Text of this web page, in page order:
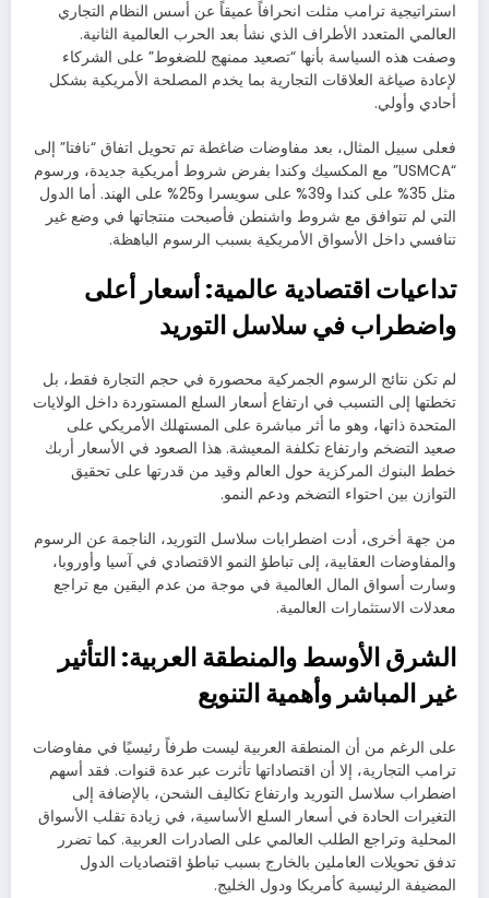
استراتيجية ترامب مثلت انحرافاً عميقاً عن أسس النظام التجاري
العالمي المتعدد الأطراف الذي نشأ بعد الحرب العالمية الثانية.
وصفت هذه السياسة بأنها “تصعيد ممنهج للضغوط” على الشركاء
لإعادة صياغة العلاقات التجارية بما يخدم المصلحة الأمريكية بشكل
أحادي وأولي.
فعلى سبيل المثال، بعد مفاوضات ضاغطة تم تحويل اتفاق “نافتا” إلى
“USMCA” مع المكسيك وكندا بفرض شروط أمريكية جديدة، ورسوم
مثل 35% على كندا و39% على سويسرا و25% على الهند. أما الدول
التي لم تتوافق مع شروط واشنطن فأصبحت منتجاتها في وضع غير
تنافسي داخل الأسواق الأمريكية بسبب الرسوم الباهظة.
تداعيات اقتصادية عالمية: أسعار أعلى
واضطراب في سلاسل التوريد
لم تكن نتائج الرسوم الجمركية محصورة في حجم التجارة فقط، بل
تخطتها إلى التسبب في ارتفاع أسعار السلع المستوردة داخل الولايات
المتحدة ذاتها، وهو ما أثر مباشرة على المستهلك الأمريكي على
صعيد التضخم وارتفاع تكلفة المعيشة. هذا الصعود في الأسعار أربك
خطط البنوك المركزية حول العالم وقيد من قدرتها على تحقيق
التوازن بين احتواء التضخم ودعم النمو.
من جهة أخرى، أدت اضطرابات سلاسل التوريد، الناجمة عن الرسوم
والمفاوضات العقابية، إلى تباطؤ النمو الاقتصادي في آسيا وأوروبا،
وسارت أسواق المال العالمية في موجة من عدم اليقين مع تراجع
معدلات الاستثمارات العالمية.
الشرق الأوسط والمنطقة العربية: التأثير
غير المباشر وأهمية التنويع
على الرغم من أن المنطقة العربية ليست طرفاً رئيسيًا في مفاوضات
ترامب التجارية، إلا أن اقتصاداتها تأثرت عبر عدة قنوات. فقد أسهم
اضطراب سلاسل التوريد وارتفاع تكاليف الشحن، بالإضافة إلى
التغيرات الحادة في أسعار السلع الأساسية، في زيادة تقلب الأسواق
المحلية وتراجع الطلب العالمي على الصادرات العربية. كما تضرر
تدفق تحويلات العاملين بالخارج بسبب تباطؤ اقتصاديات الدول
المضيفة الرئيسية كأمريكا ودول الخليج.